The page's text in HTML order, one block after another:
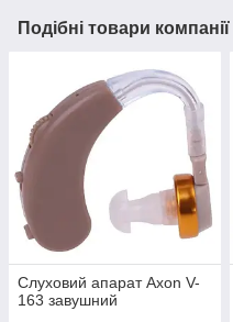
Подібні товари компанії
Слуховий апарат Axon V-
163 завушний